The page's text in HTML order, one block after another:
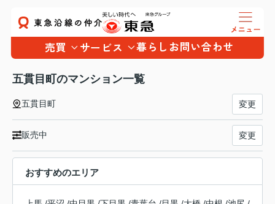
売買 サービス 暮らし お問い合わせ
五貫目町のマンション一覧
五貫目町 変更
販売中 変更
おすすめのエリア